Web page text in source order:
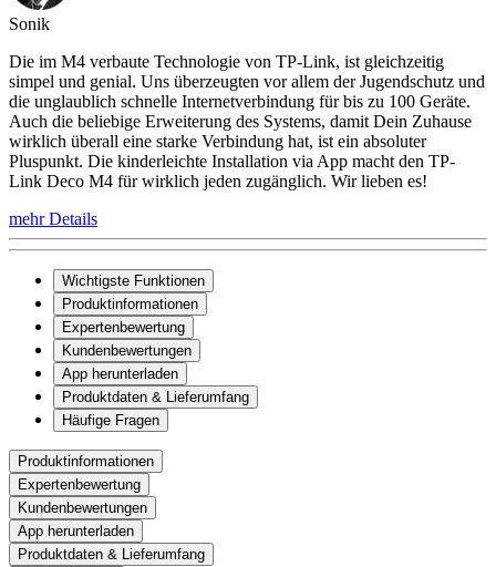
Sonik
Die im M4 verbaute Technologie von TP-Link, ist gleichzeitig
simpel und genial. Uns überzeugten vor allem der Jugendschutz und
die unglaublich schnelle Internetverbindung für bis zu 100 Geräte.
Auch die beliebige Erweiterung des Systems, damit Dein Zuhause
wirklich überall eine starke Verbindung hat, ist ein absoluter
Pluspunkt. Die kinderleichte Installation via App macht den TP-
Link Deco M4 für wirklich jeden zugänglich. Wir lieben es!
mehr Details
Wichtigste Funktionen
Produktinformationen
Expertenbewertung
Kundenbewertungen
App herunterladen
Produktdaten & Lieferumfang
Häufige Fragen
Produktinformationen
Expertenbewertung
Kundenbewertungen
App herunterladen
Produktdaten & Lieferumfang